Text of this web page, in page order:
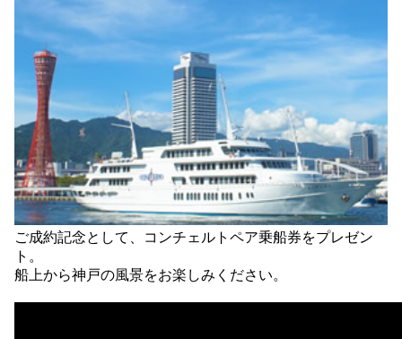
ご成約記念として、コンチェルトペア乗船券をプレゼン
ト。
船上から神戸の風景をお楽しみください。